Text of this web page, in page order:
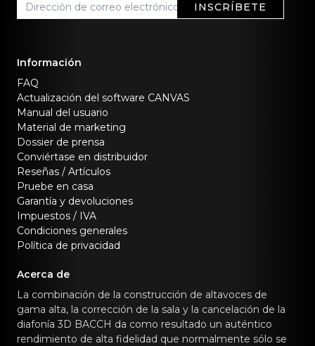
INSCRÍBETE
Información
FAQ
Actualización del software CANVAS
Manual del usuario
Material de marketing
Dossier de prensa
Conviértase en distribuidor
Reseñas / Artículos
Pruebe en casa
Garantía y devoluciones
Impuestos / IVA
Condiciones generales
Política de privacidad
Acerca de
La combinación de la construcción de altavoces de
gama alta, la corrección de la sala y la cancelación de la
diafonía 3D BACCH da como resultado un auténtico
rendimiento de alta fidelidad que normalmente sólo se